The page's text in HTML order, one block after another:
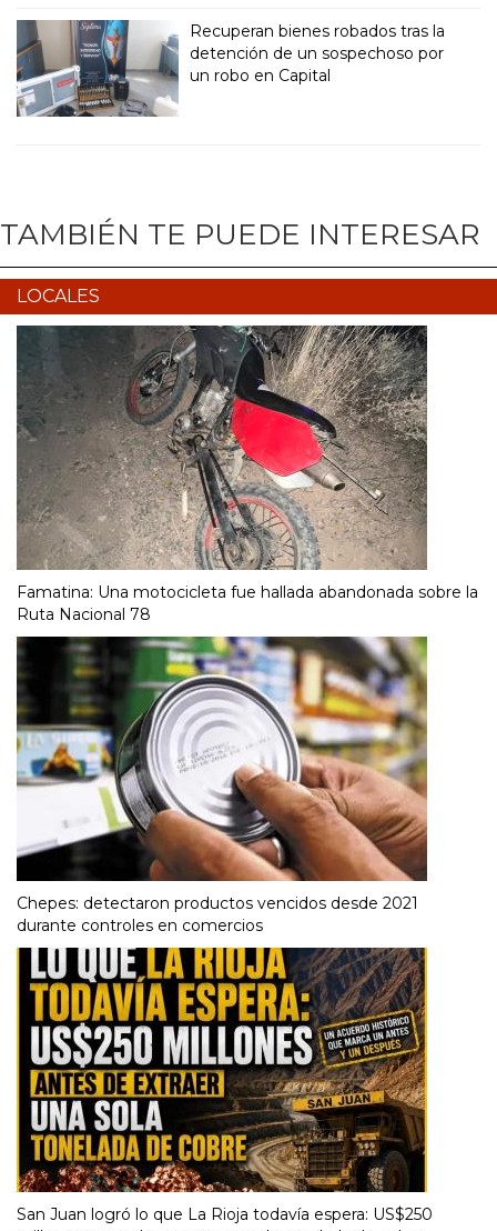
Recuperan bienes robados tras la
detención de un sospechoso por
un robo en Capital
TAMBIÉN TE PUEDE INTERESAR
LOCALES
Famatina: Una motocicleta fue hallada abandonada sobre la
Ruta Nacional 78
Chepes: detectaron productos vencidos desde 2021
durante controles en comercios
San Juan logró lo que La Rioja todavía espera: US$250